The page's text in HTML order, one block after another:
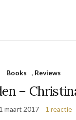
Books , Reviews
–
maart 2017 1 reactie